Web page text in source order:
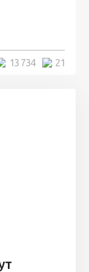
21
13 734